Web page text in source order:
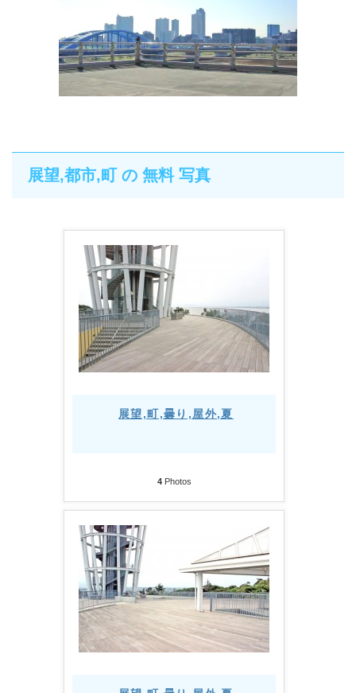
展望,都市,町 の 無料 写真
展望,町,曇り,屋外,夏
4Photos